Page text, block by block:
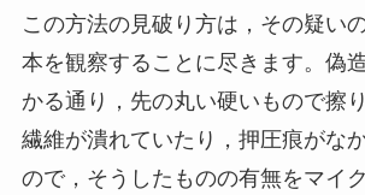
この方法の見破り方は，その疑い
本を観察することに尽きます。偽
かる通り，先の丸い硬いもので擦
繊維が潰れていたり，押圧痕がな
ので，そうしたものの有無をマイ